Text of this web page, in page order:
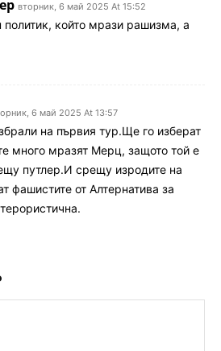
вторник, 6 май 2025 At 15:52
който мрази рашизма, а
6 май 2025 At 13:57
на първия тур.Ще го изберат
много мразят Мерц, защото той е
путлер.И срещу изродите на
фашистите от Алтернатива за